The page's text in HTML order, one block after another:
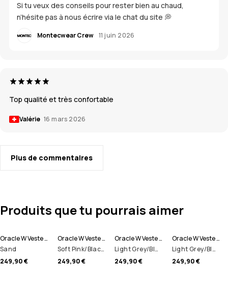
Si tu veux des conseils pour rester bien au chaud,
n’hésite pas à nous écrire via le chat du site 💭
Montecwear Crew 11 juin 2026
Top qualité et très confortable
Valérie 16 mars 2026
Plus de commentaires
Produits que tu pourrais aimer
Oracle W Veste de Ski Femme
Sand
249,90 €
Oracle W Veste de Ski Femme
Soft Pink/Black/Metal Blue
249,90 €
Oracle W Veste de Ski Femme
Light Grey/Black/Atlantic
249,90 €
Oracle W Veste de Ski Femme
Light Grey/Black/Burgundy
249,90 €